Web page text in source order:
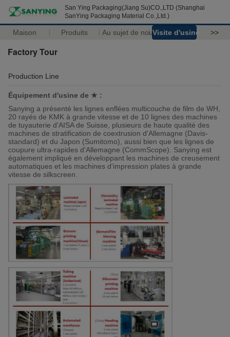
San Ying Packaging(Jiang Su)CO.,LTD (Shanghai
SanYing Packaging Material Co.,Ltd.)
Maison Produits Au sujet de nousVisite d'usine >>
Factory Tour
Production Line
Équipement d'usine de ★ :
Sanying a présenté les lignes enflées multicouche de film de WH,
20 rayés de KMK à grande vitesse et de 10 lignes des machines
de tuyauterie d'AISA de Suisse, plusieurs de haute qualité des
machines de stratification de coextrusion d'Allemagne (Davis-
standard) et du Japon (Sumitomo), aussi bien que les lignes de
coupure ultra-rapides d'Allemagne (CommScope). Sanying est
également impliqué en développant les machines de creusement
automatiques et les machines d'impression plates à grande
vitesse de silkscreen.